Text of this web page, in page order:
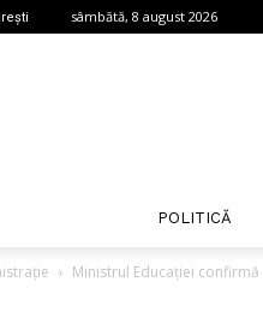
sâmbătă, 8 august 2026
POLITICĂ
Ministrul Educației